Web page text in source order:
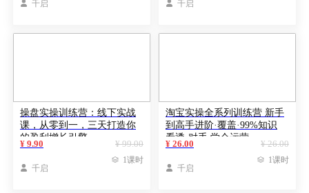
 千启  千启
操盘实操训练营：线下实战
课，从零到一，三天打造你
的盈利增长引擎
¥ 99.00
¥ 9.90
 千启
 1课时
淘宝实操全系列训练营 新手
到高手进阶·覆盖·99%知识
看透·对手 学会运营
¥ 26.00
¥ 26.00
 千启
 1课时